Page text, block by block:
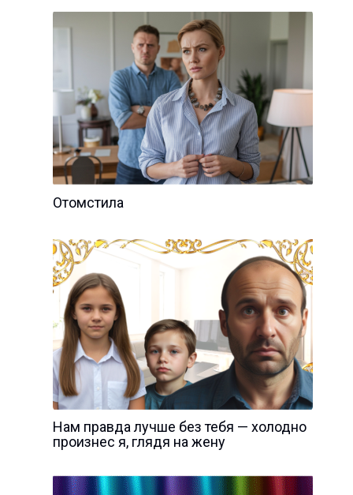
Отомстила
Нам правда лучше без тебя — холодно
произнес я, глядя на жену